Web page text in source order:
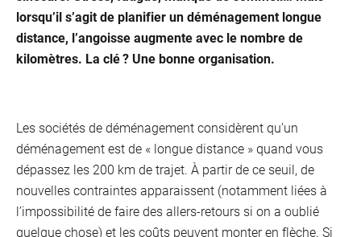
lorsqu’il s’agit de planifier un déménagement longue
distance, l’angoisse augmente avec le nombre de
kilomètres. La clé ? Une bonne organisation.
Les sociétés de déménagement considèrent qu’un
déménagement est de « longue distance » quand vous
dépassez les 200 km de trajet. À partir de ce seuil, de
nouvelles contraintes apparaissent (notamment liées à
l’impossibilité de faire des allers-retours si on a oublié
quelque chose) et les coûts peuvent monter en flèche. Si